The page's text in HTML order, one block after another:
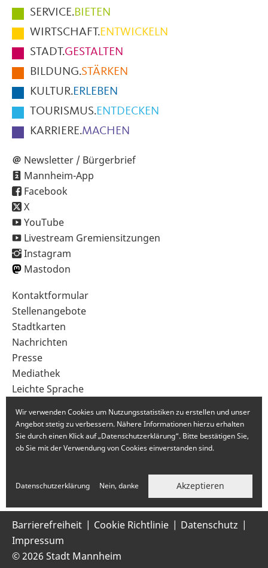
Hauptmenüpunkte
im
Fußbereich
der
Seite
SERVICE.BIETEN
WIRTSCHAFT.ENTWICKELN
STADT.GESTALTEN
BILDUNG.STÄRKEN
KULTUR.ERLEBEN
TOURISMUS.ENTDECKEN
KARRIERE.MACHEN
Newsletter / Bürgerbrief
Mannheim-App
Facebook
X
YouTube
Livestream Gremiensitzungen
Instagram
Mastodon
Sekundärnavigation
im
Fußbereich
Kontaktformular
Stellenangebote
Stadtkarten
Nachrichten
Presse
Mediathek
Leichte Sprache
Barrierefreiheit Cookie Richtlinie
Datenschutz
Impressum
© 2026 Stadt Mannheim
Wir verwenden Cookies um Nutzungsstatistiken zu erstellen und unser
Angebot stetig zu verbessern. Nähere Informationen hierzu erhalten
Sie durch einen Klick auf „Datenschutzerklärung“. Bitte bestätigen Sie,
ob Sie mit der Verwendung von Cookies einverstanden sind.
Datenschutzerklärung Nein, danke Akzeptieren